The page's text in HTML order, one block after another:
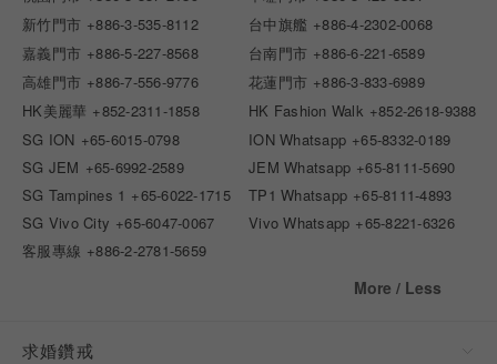
新竹門市 +886-3-535-8112 台中旗艦 +886-4-2302-0068
嘉義門市 +886-5-227-8568 台南門市 +886-6-221-6589
高雄門市 +886-7-556-9776 花蓮門市 +886-3-833-6989
HK美麗華 +852-2311-1858 HK Fashion Walk +852-2618-9388
SG ION +65-6015-0798 ION Whatsapp +65-8332-0189
SG JEM +65-6992-2589 JEM Whatsapp +65-8111-5690
SG Tampines 1 +65-6022-1715 TP1 Whatsapp +65-8111-4893
SG Vivo City +65-6047-0067 Vivo Whatsapp +65-8221-6326
客服專線 +886-2-2781-5659
More / Less
求婚鑽戒